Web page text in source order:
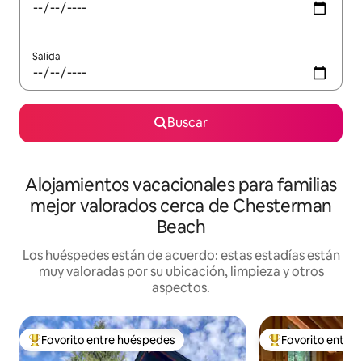
Salida
Buscar
Alojamientos vacacionales para familias
mejor valorados cerca de Chesterman
Beach
Los huéspedes están de acuerdo: estas estadías están
muy valoradas por su ubicación, limpieza y otros
aspectos.
Favorito entre huéspedes preferido
Favorito entre huéspedes Favorito entre
Favorito entre